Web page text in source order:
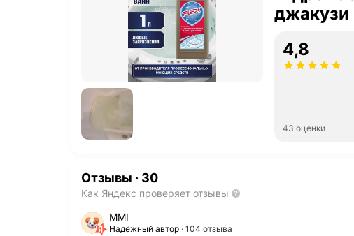
джакузи
4,8
43 оценки
Отзывы · 30
Как Яндекс проверяет отзывы
MMI
Надёжный автор 104 отзыва